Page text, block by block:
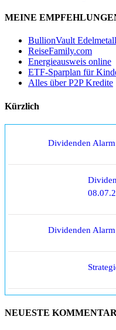
MEINE
BullionVault
ReiseFamily.com
Energieausweis online
ETF-Sparplan für
Alles über P2P Kredite
Kürzlich
Dividenden
Dividenden
NEUESTE